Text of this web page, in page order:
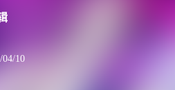
04/10